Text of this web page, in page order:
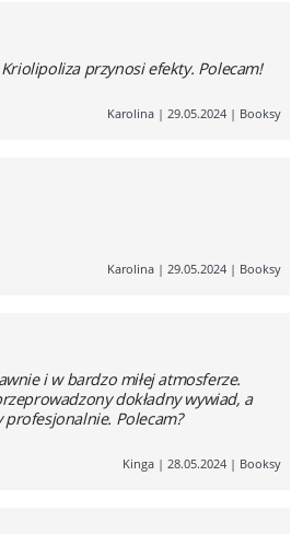
przynosi efekty. Polecam!
Karolina | 29.05.2024 | Booksy
Karolina | 29.05.2024 | Booksy
i w bardzo miłej atmosferze.
dokładny wywiad, a
Polecam?
Kinga | 28.05.2024 | Booksy